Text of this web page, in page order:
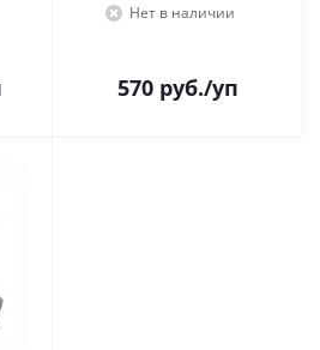
Нет в наличии
570руб./уп